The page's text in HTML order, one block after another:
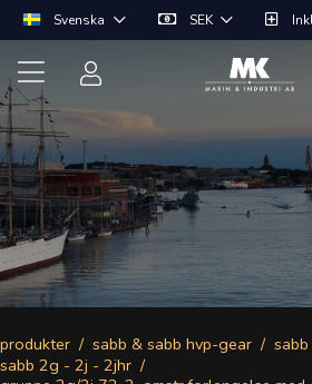
Svenska SEK
produkter sabb & sabb hvp-gear
sabb 2g - 2j - 2jhr